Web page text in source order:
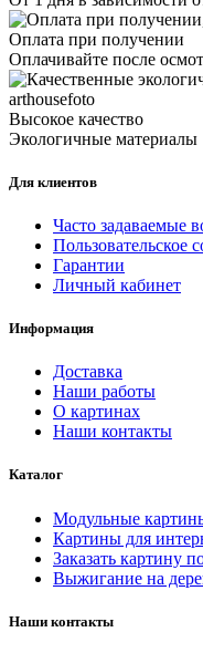
Оплата при получении
Оплачивайте после
Высокое качество
Экологичные материалы
Для клиентов
Часто задаваемые
Пользовательское
Гарантии
Личный кабинет
Информация
Доставка
Наши работы
О картинах
Наши контакты
Каталог
Модульные
Картины для
Заказать картину
Выжигание на
Наши контакты